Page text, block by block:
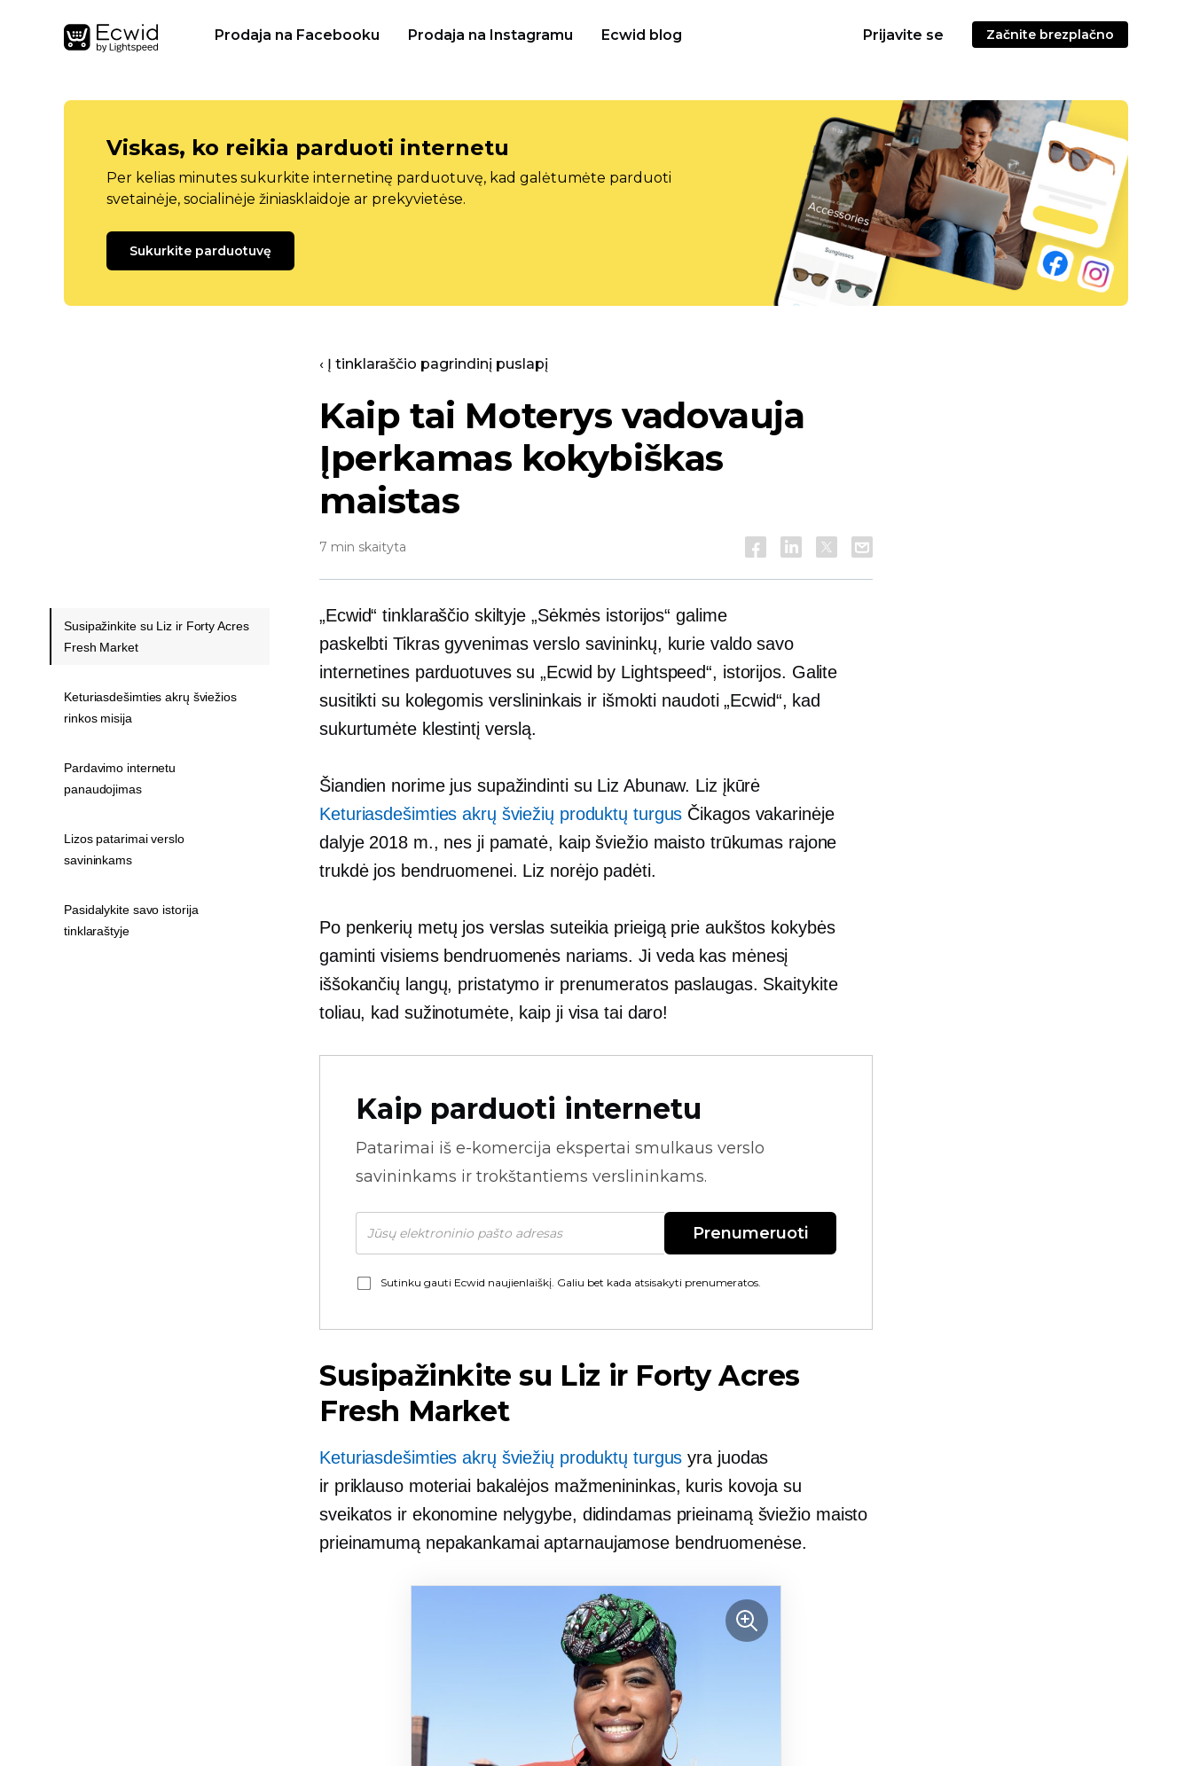
Prodaja na Facebooku Prodaja na Instagramu Ecwid blog Prijavite se Začnite brezplačno
Viskas, ko reikia parduoti internetu
Per kelias minutes sukurkite internetinę parduotuvę, kad galėtumėte parduoti
svetainėje, socialinėje žiniasklaidoje ar prekyvietėse.
Sukurkite parduotuvę
‹ Į tinklaraščio pagrindinį puslapį
Kaip tai Moterys vadovauja
Įperkamas kokybiškas
maistas
7 min skaityta
„Ecwid“ tinklaraščio skiltyje „Sėkmės istorijos“ galime
paskelbtiTikras gyvenimasverslo savininkų, kurie valdo savo
internetines parduotuves su „Ecwid by Lightspeed“, istorijos. Galite
susitikti su kolegomis verslininkais ir išmokti naudoti „Ecwid“, kad
sukurtumėte klestintį verslą.
Šiandien norime jus supažindinti su Liz Abunaw. Liz įkūrė
Keturiasdešimties akrų šviežių produktų turgus Čikagos vakarinėje
dalyje 2018 m., nes ji pamatė, kaip šviežio maisto trūkumas rajone
trukdė jos bendruomenei. Liz norėjo padėti.
Po penkerių metų jos verslas suteikia prieigą prie aukštos kokybės
gaminti visiems bendruomenės nariams. Ji veda kas mėnesį
iššokančių langų, pristatymo ir prenumeratos paslaugas. Skaitykite
toliau, kad sužinotumėte, kaip ji visa tai daro!
Kaip parduoti internetu
Patarimai iš e-komercija ekspertai smulkaus verslo
savininkams ir trokštantiems verslininkams.
Prenumeruoti
Sutinku gauti Ecwid naujienlaiškį. Galiu bet kada atsisakyti prenumeratos.
Susipažinkite su Liz ir Forty Acres
Fresh Market
Keturiasdešimties akrų šviežių produktų turgus yra juodas
ir priklauso moteriaibakalėjos mažmenininkas, kuris kovoja su
sveikatos ir ekonomine nelygybe, didindamas prieinamą šviežio maisto
prieinamumą nepakankamai aptarnaujamose bendruomenėse.
Susipažinkite su Liz ir Forty Acres
Fresh Market
Keturiasdešimties akrų šviežios
rinkos misija
Pardavimo internetu
panaudojimas
Lizos patarimai verslo
savininkams
Pasidalykite savo istorija
tinklaraštyje